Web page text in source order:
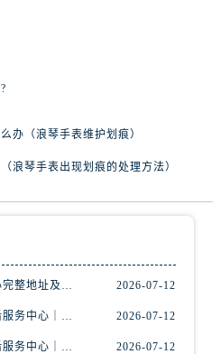
北京市朝阳区建国门外大街甲6号华熙国际中心D座11层1102室浪琴售后服务中心（需提前预约）
北京市东城区东长安街1号王府井东方广场W3座6层602室浪琴售后服务中心（需提前预约）
办（浪琴手表维护划痕）
浪琴手表出现划痕的处理方法）
2026-07-12
2026-07-12
2026-07-12